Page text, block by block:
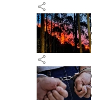
share
share